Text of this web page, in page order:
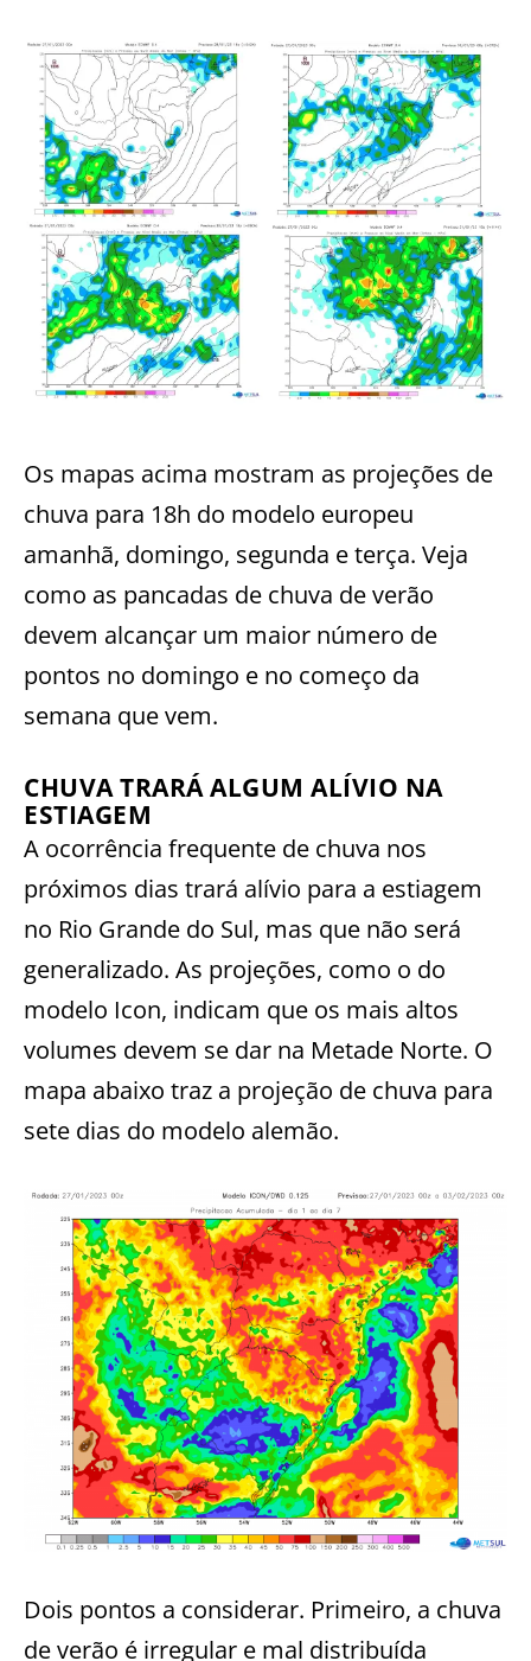
Os mapas acima mostram as projeções de
chuva para 18h do modelo europeu
amanhã, domingo, segunda e terça. Veja
como as pancadas de chuva de verão
devem alcançar um maior número de
pontos no domingo e no começo da
semana que vem.
CHUVA TRARÁ ALGUM ALÍVIO NA
ESTIAGEM
A ocorrência frequente de chuva nos
próximos dias trará alívio para a estiagem
no Rio Grande do Sul, mas que não será
generalizado. As projeções, como o do
modelo Icon, indicam que os mais altos
volumes devem se dar na Metade Norte. O
mapa abaixo traz a projeção de chuva para
sete dias do modelo alemão.
Dois pontos a considerar. Primeiro, a chuva
de verão é irregular e mal distribuída